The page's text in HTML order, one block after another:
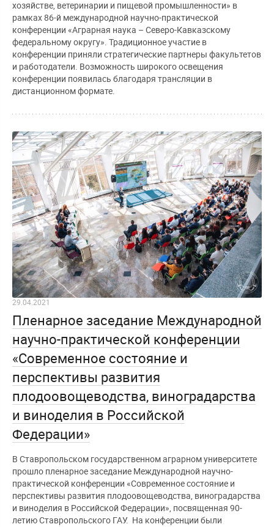
хозяйстве, ветеринарии и пищевой промышленности» в
рамках 86-й международной научно-практической
конференции «Аграрная наука – Северо-Кавказскому
федеральному округу». Традиционное участие в
конференции приняли стратегические партнеры факультетов
и работодатели. Возможность широкого освещения
конференции появилась благодаря трансляции в
дистанционном формате.
29.04.2021
Пленарное заседание Международной
научно-практической конференции
«Современное состояние и
перспективы развития
плодоовощеводства, виноградарства
и виноделия в Российской
Федерации»
В Ставропольском государственном аграрном университете
прошло пленарное заседание Международной научно-
практической конференции «Современное состояние и
перспективы развития плодоовощеводства, виноградарства
и виноделия в Российской Федерации», посвященная 90-
летию Ставропольского ГАУ. На конференции были